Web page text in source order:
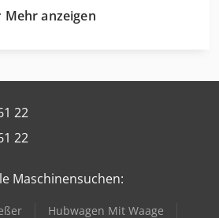
Für Schweine
Mehr anzeigen
22
22
Maschinensuchen:
Hubwagen Mit Waage